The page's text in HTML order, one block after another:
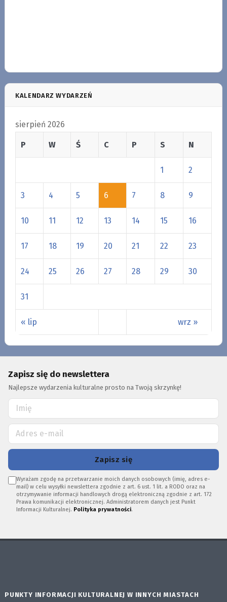
KALENDARZ WYDARZEŃ
sierpień 2026
P W Ś C P S N
« lip wrz »
1 2
3 4 5 6 7 8 9
10 11 12 13 14 15 16
17 18 19 20 21 22 23
24 25 26 27 28 29 30
31
Zapisz się do newslettera
Najlepsze wydarzenia kulturalne prosto na Twoją skrzynkę!
Zapisz się
Wyrażam zgodę na przetwarzanie moich danych osobowych (imię, adres e-
mail) w celu wysyłki newslettera zgodnie z art. 6 ust. 1 lit. a RODO oraz na
otrzymywanie informacji handlowych drogą elektroniczną zgodnie z art. 172
Prawa komunikacji elektronicznej. Administratorem danych jest Punkt
Informacji Kulturalnej. Polityka prywatności.
PUNKTY INFORMACJI KULTURALNEJ W INNYCH MIASTACH